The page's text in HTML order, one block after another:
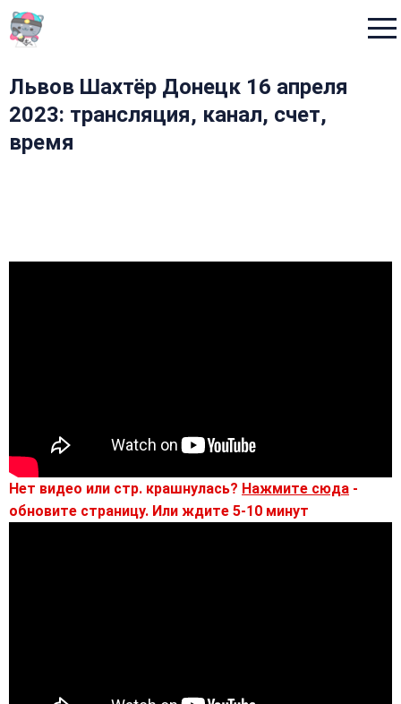
Львов Шахтёр Донецк 16 апреля
2023: трансляция, канал, счет,
время
Нет видео или стр. крашнулась? Нажмите сюда -
обновите страницу. Или ждите 5-10 минут